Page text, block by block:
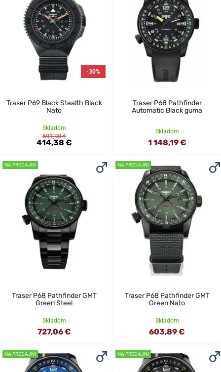
-30%
Traser P69 Black Stealth Black
Nato
Skladom
591,98 €
414,38 €
Traser P68 Pathfinder
Automatic Black guma
Skladom
1 148,19 €
NA PREDAJNI
Traser P68 Pathfinder GMT
Green Steel
Skladom
727,06 €
NA PREDAJNI
Traser P68 Pathfinder GMT
Green Nato
Skladom
603,89 €
NA PREDAJNI NA PREDAJNI